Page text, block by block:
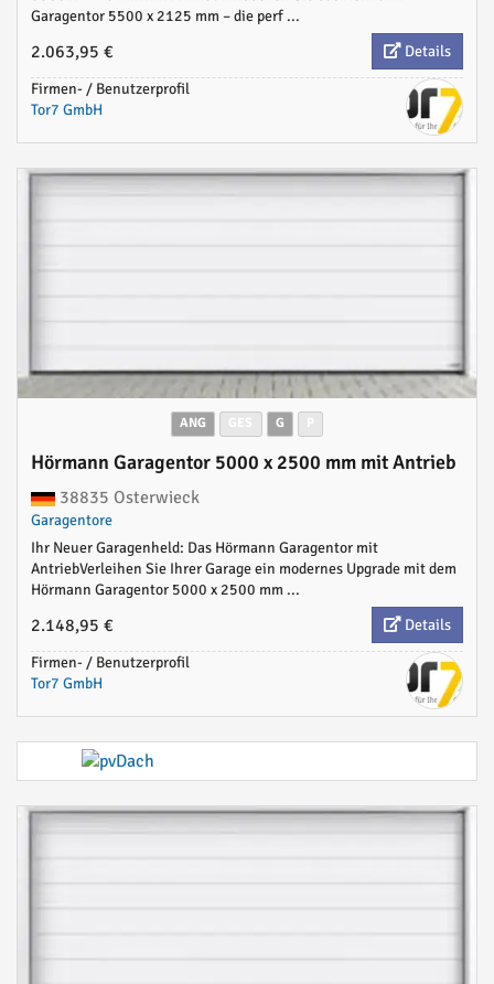
Garagentor 5500 x 2125 mm – die perf ...
2.063,95 €
Details
Firmen- / Benutzerprofil
Tor7 GmbH
ANG G
Hörmann Garagentor 5000 x 2500 mm mit Antrieb
38835 Osterwieck
Garagentore
Ihr Neuer Garagenheld: Das Hörmann Garagentor mit
AntriebVerleihen Sie Ihrer Garage ein modernes Upgrade mit dem
Hörmann Garagentor 5000 x 2500 mm ...
2.148,95 €
Details
Firmen- / Benutzerprofil
Tor7 GmbH